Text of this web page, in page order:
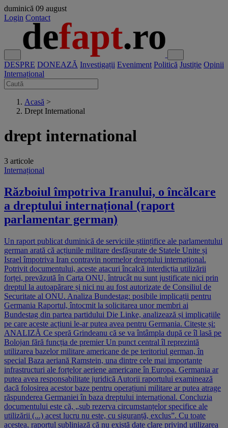
duminică 09 august
Login Contact
DESPRE DONEAZĂ Investigații Eveniment Politică Justiție Opinii
Internațional
Acasă >
Drept International
drept international
3 articole
Internațional
Războiul împotriva Iranului, o încălcare
a dreptului internațional (raport
parlamentar german)
Un raport publicat duminică de serviciile științifice ale parlamentului
german arată că acțiunile militare desfășurate de Statele Unite și
Israel împotriva Iran contravin normelor dreptului internațional.
Potrivit documentului, aceste atacuri încalcă interdicția utilizării
forței, prevăzută în Carta ONU, întrucât nu sunt justificate nici prin
dreptul la autoapărare și nici nu au fost autorizate de Consiliul de
Securitate al ONU. Analiza Bundestag: posibile implicații pentru
Germania Raportul, întocmit la solicitarea unor membri ai
Bundestag din partea partidului Die Linke, analizează și implicațiile
pe care aceste acțiuni le-ar putea avea pentru Germania. Citește și:
ANALIZĂ Ce speră Grindeanu că se va întâmpla după ce îl lasă pe
Bolojan fără funcția de premier Un punct central îl reprezintă
utilizarea bazelor militare americane de pe teritoriul german, în
special Baza aeriană Ramstein, una dintre cele mai importante
infrastructuri ale forțelor aeriene americane în Europa. Germania ar
putea avea responsabilitate juridică Autorii raportului examinează
dacă folosirea acestor baze pentru operațiuni militare ar putea atrage
răspunderea Germaniei în baza dreptului internațional. Concluzia
documentului este că, „sub rezerva circumstanțelor specifice ale
utilizării (...) acest lucru nu este, cu siguranță, exclus”. Cu toate
acestea, raportul subliniază că nu există date clare privind utilizarea